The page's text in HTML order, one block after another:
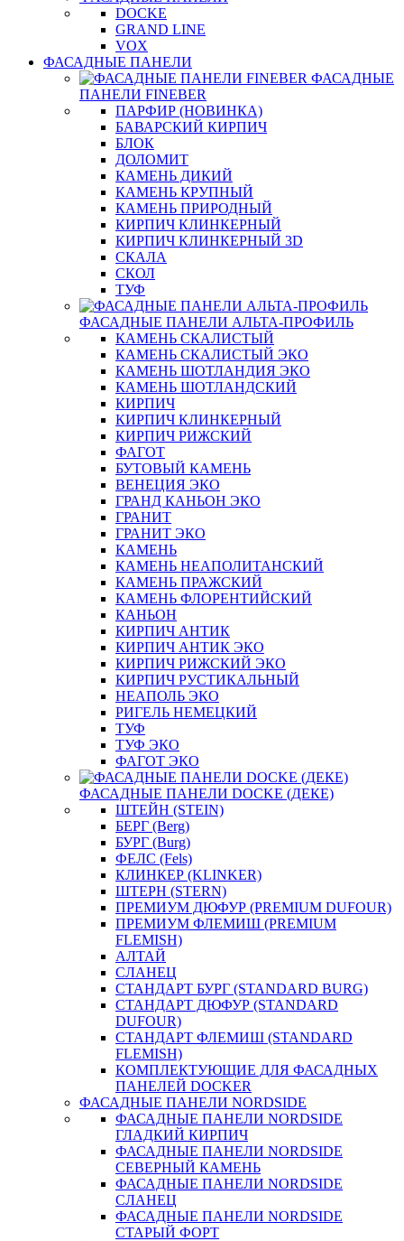
DOCKE
GRAND LINE
VOX
ФАСАДНЫЕ ПАНЕЛИ
ФАСАДНЫЕ
ПАНЕЛИ FINEBER
ПАРФИР (НОВИНКА)
БАВАРСКИЙ КИРПИЧ
БЛОК
ДОЛОМИТ
КАМЕНЬ ДИКИЙ
КАМЕНЬ КРУПНЫЙ
КАМЕНЬ ПРИРОДНЫЙ
КИРПИЧ КЛИНКЕРНЫЙ
КИРПИЧ КЛИНКЕРНЫЙ 3D
СКАЛА
СКОЛ
ТУФ
ФАСАДНЫЕ ПАНЕЛИ АЛЬТА-ПРОФИЛЬ
КАМЕНЬ СКАЛИСТЫЙ
КАМЕНЬ СКАЛИСТЫЙ ЭКО
КАМЕНЬ ШОТЛАНДИЯ ЭКО
КАМЕНЬ ШОТЛАНДСКИЙ
КИРПИЧ
КИРПИЧ КЛИНКЕРНЫЙ
КИРПИЧ РИЖСКИЙ
ФАГОТ
БУТОВЫЙ КАМЕНЬ
ВЕНЕЦИЯ ЭКО
ГРАНД КАНЬОН ЭКО
ГРАНИТ
ГРАНИТ ЭКО
КАМЕНЬ
КАМЕНЬ НЕАПОЛИТАНСКИЙ
КАМЕНЬ ПРАЖСКИЙ
КАМЕНЬ ФЛОРЕНТИЙСКИЙ
КАНЬОН
КИРПИЧ АНТИК
КИРПИЧ АНТИК ЭКО
КИРПИЧ РИЖСКИЙ ЭКО
КИРПИЧ РУСТИКАЛЬНЫЙ
НЕАПОЛЬ ЭКО
РИГЕЛЬ НЕМЕЦКИЙ
ТУФ
ТУФ ЭКО
ФАГОТ ЭКО
ФАСАДНЫЕ ПАНЕЛИ DOCKE (ДЕКЕ)
ШТЕЙН (STEIN)
БЕРГ (Berg)
БУРГ (Burg)
ФЕЛС (Fels)
КЛИНКЕР (KLINKER)
ШТЕРН (STERN)
ПРЕМИУМ ДЮФУР (PREMIUM DUFOUR)
ПРЕМИУМ ФЛЕМИШ (PREMIUM
FLEMISH)
АЛТАЙ
СЛАНЕЦ
СТАНДАРТ БУРГ (STANDARD BURG)
СТАНДАРТ ДЮФУР (STANDARD
DUFOUR)
СТАНДАРТ ФЛЕМИШ (STANDARD
FLEMISH)
КОМПЛЕКТУЮЩИЕ ДЛЯ ФАСАДНЫХ
ПАНЕЛЕЙ DOCKER
ФАСАДНЫЕ ПАНЕЛИ NORDSIDE
ФАСАДНЫЕ ПАНЕЛИ NORDSIDE
ГЛАДКИЙ КИРПИЧ
ФАСАДНЫЕ ПАНЕЛИ NORDSIDE
СЕВЕРНЫЙ КАМЕНЬ
ФАСАДНЫЕ ПАНЕЛИ NORDSIDE
СЛАНЕЦ
ФАСАДНЫЕ ПАНЕЛИ NORDSIDE
СТАРЫЙ ФОРТ